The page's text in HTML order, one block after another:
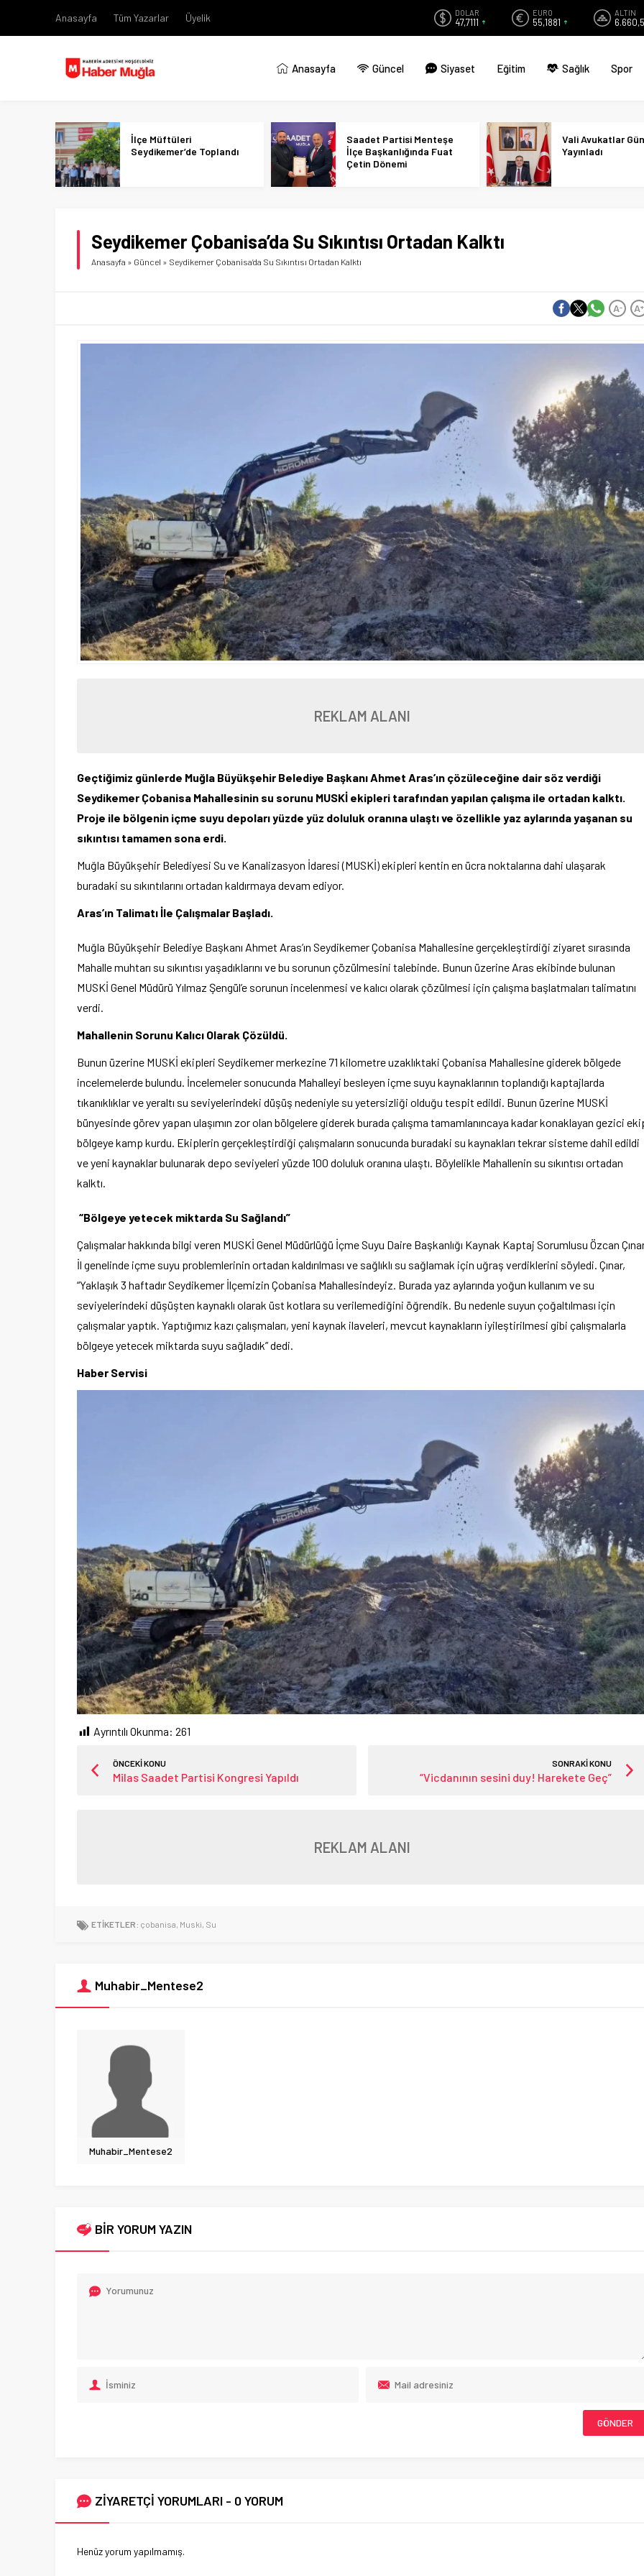
Anasayfa Tüm Yazarlar Üyelik DOLAR
47,7111
EURO
55,1881
ALTIN
Anasayfa Güncel Siyaset Eğitim Sağlık Spor
İlçe Müftüleri
Seydikemer’de Toplandı
Saadet Partisi Menteşe
İlçe Başkanlığında Fuat
Çetin Dönemi
Vali Avukatlar
Yayınladı
Seydikemer Çobanisa’da Su Sıkıntısı Ortadan Kalktı
Anasayfa » Güncel » Seydikemer Çobanisa’da Su Sıkıntısı Ortadan Kalktı
A+
A-
REKLAM ALANI
Geçtiğimiz günlerde Muğla Büyükşehir Belediye Başkanı Ahmet Aras’ın çözüleceğine dair söz verdiği
Seydikemer Çobanisa Mahallesinin su sorunu MUSKİ ekipleri tarafından yapılan çalışma ile ortadan kalktı.
Proje ile bölgenin içme suyu depoları yüzde yüz doluluk oranına ulaştı ve özellikle yaz aylarında yaşanan su
sıkıntısı tamamen sona erdi.
Muğla Büyükşehir Belediyesi Su ve Kanalizasyon İdaresi (MUSKİ) ekipleri kentin en ücra noktalarına dahi ulaşarak
buradaki su sıkıntılarını ortadan kaldırmaya devam ediyor.
Aras’ın Talimatı İle Çalışmalar Başladı.
Muğla Büyükşehir Belediye Başkanı Ahmet Aras’ın Seydikemer Çobanisa Mahallesine gerçekleştirdiği ziyaret sırasında
Mahalle muhtarı su sıkıntısı yaşadıklarını ve bu sorunun çözülmesini talebinde. Bunun üzerine Aras ekibinde bulunan
MUSKİ Genel Müdürü Yılmaz Şengül’e sorunun incelenmesi ve kalıcı olarak çözülmesi için çalışma başlatmaları talimatını
verdi.
Mahallenin Sorunu Kalıcı Olarak Çözüldü.
Bunun üzerine MUSKİ ekipleri Seydikemer merkezine 71 kilometre uzaklıktaki Çobanisa Mahallesine giderek bölgede
incelemelerde bulundu. İncelemeler sonucunda Mahalleyi besleyen içme suyu kaynaklarının toplandığı kaptajlarda
tıkanıklıklar ve yeraltı su seviyelerindeki düşüş nedeniyle su yetersizliği olduğu tespit edildi. Bunun üzerine MUSKİ
bünyesinde görev yapan ulaşımın zor olan bölgelere giderek burada çalışma tamamlanıncaya kadar konaklayan gezici
bölgeye kamp kurdu. Ekiplerin gerçekleştirdiği çalışmaların sonucunda buradaki su kaynakları tekrar sisteme dahil edildi
ve yeni kaynaklar bulunarak depo seviyeleri yüzde 100 doluluk oranına ulaştı. Böylelikle Mahallenin su sıkıntısı ortadan
kalktı.
“Bölgeye yetecek miktarda Su Sağlandı”
Çalışmalar hakkında bilgi veren MUSKİ Genel Müdürlüğü İçme Suyu Daire Başkanlığı Kaynak Kaptaj Sorumlusu Özcan
İl genelinde içme suyu problemlerinin ortadan kaldırılması ve sağlıklı su sağlamak için uğraş verdiklerini söyledi. Çınar,
“Yaklaşık 3 haftadır Seydikemer İlçemizin Çobanisa Mahallesindeyiz. Burada yaz aylarında yoğun kullanım ve su
seviyelerindeki düşüşten kaynaklı olarak üst kotlara su verilemediğini öğrendik. Bu nedenle suyun çoğaltılması için
çalışmalar yaptık. Yaptığımız kazı çalışmaları, yeni kaynak ilaveleri, mevcut kaynakların iyileştirilmesi gibi çalışmalarla
bölgeye yetecek miktarda suyu sağladık” dedi.
Haber Servisi
Ayrıntılı Okunma: 261
ÖNCEKİ KONU
Milas Saadet Partisi Kongresi Yapıldı
SONRAKİ KONU
“Vicdanının sesini duy! Harekete Geç”
REKLAM ALANI
ETİKETLER: çobanisa, Muski, Su
Muhabir_Mentese2
Muhabir_Mentese2
BİR YORUM YAZIN
ZİYARETÇİ YORUMLARI - 0 YORUM
Henüz yorum yapılmamış.